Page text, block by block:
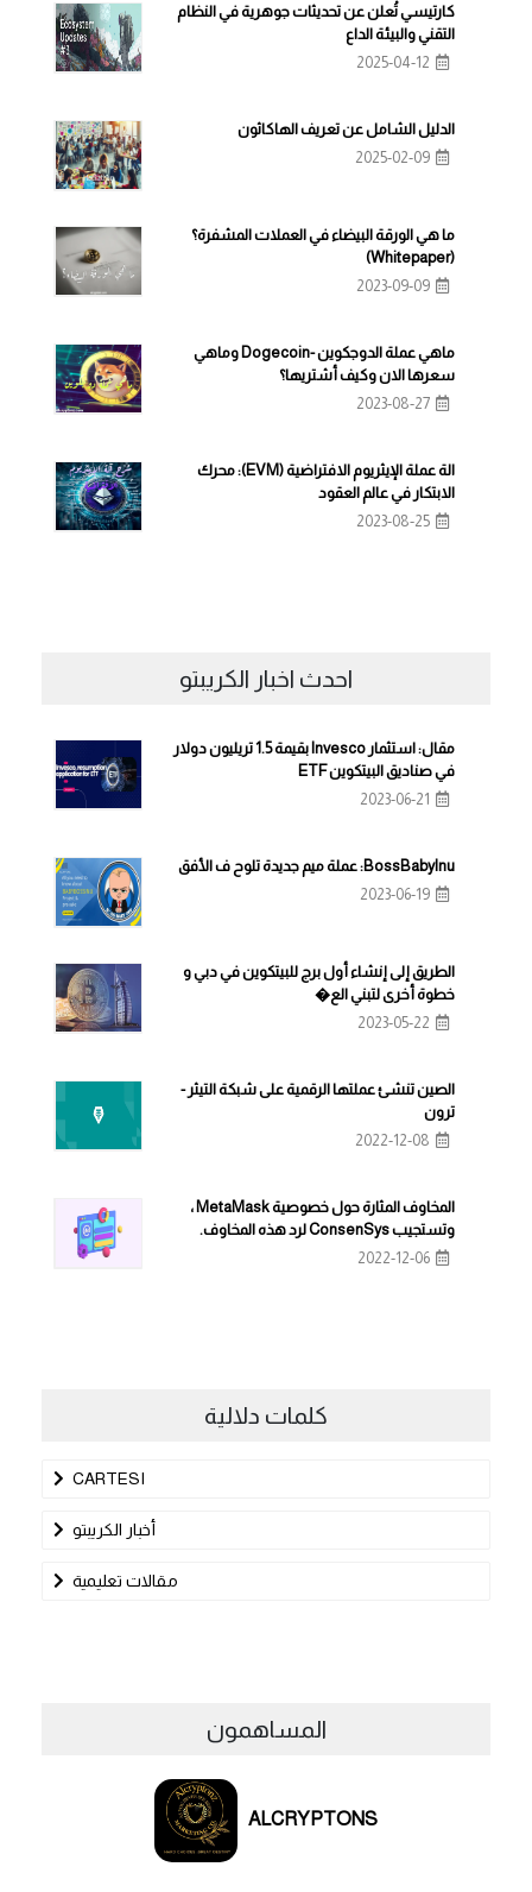
كارتيسي تُعلن عن تحديثات جوهرية في النظام
التقني والبيئة الداع
2025-04-12
الدليل الشامل عن تعريف الهاكاثون
2025-02-09
ما هي الورقة البيضاء في العملات المشفرة؟
(Whitepaper)
2023-09-09
ماهي عملة الدوجكوين -Dogecoin وماهي
سعرها الان وكيف أشتريها؟
2023-08-27
الة عملة الإيثريوم الافتراضية (EVM): محرك
الابتكار في عالم العقود
2023-08-25
احدث اخبار الكريبتو
مقال: استثمار Invesco بقيمة 1.5 تريليون دولار
في صناديق البيتكوين ETF
2023-06-21
BossBabyInu: عملة ميم جديدة تلوح ف الأفق
2023-06-19
الطريق إلى إنشاء أول برج للبيتكوين في دبي و
خطوة أخرى لتبني الع�
2023-05-22
الصين تنشئ عملتها الرقمية على شبكة التيثر -
ترون
2022-12-08
المخاوف المثارة حول خصوصية MetaMask ،
وتستجيب ConsenSys لرد هذه المخاوف.
2022-12-06
كلمات دلالية
CARTESI
أخبار الكريبتو
مقالات تعليمية
المساهمون
ALCRYPTONS